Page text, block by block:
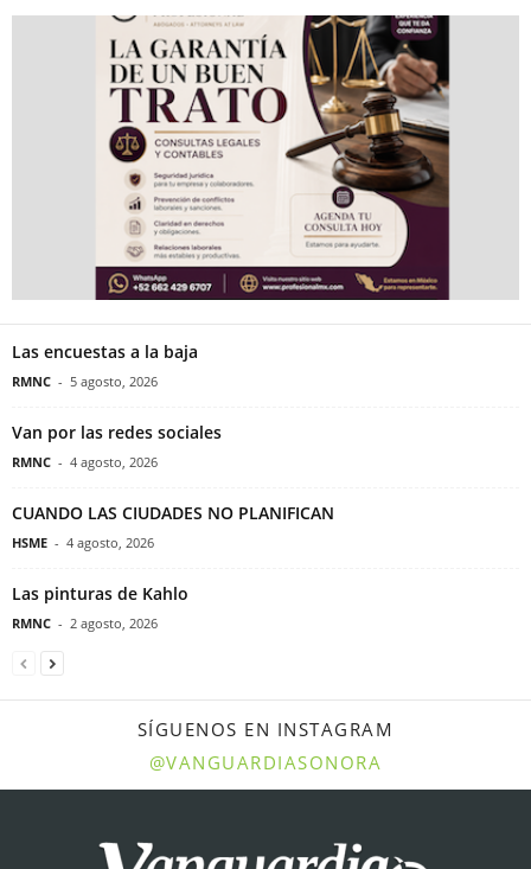
Las encuestas a la baja
RMNC - 5 agosto, 2026
Van por las redes sociales
RMNC - 4 agosto, 2026
CUANDO LAS CIUDADES NO PLANIFICAN
HSME - 4 agosto, 2026
Las pinturas de Kahlo
RMNC - 2 agosto, 2026
SÍGUENOS EN INSTAGRAM
@VANGUARDIASONORA